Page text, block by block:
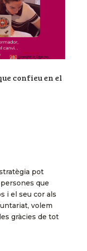
confieu en el
pot
que
i el seu cor als
volem
gràcies de tot